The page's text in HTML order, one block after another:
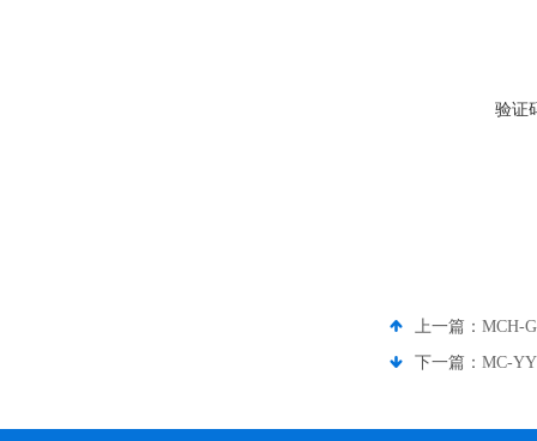
验证
上一篇： MCH-
下一篇： MC-